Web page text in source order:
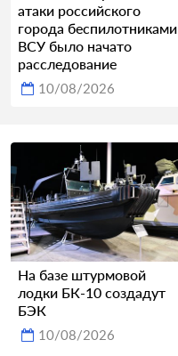
атаки российского
города беспилотниками
ВСУ было начато
расследование
10/08/2026
На базе штурмовой
лодки БК-10 создадут
БЭК
10/08/2026